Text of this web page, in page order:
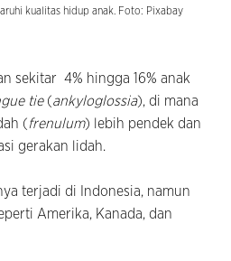
kualitas hidup anak. Foto: Pixabay
sekitar 4% hingga 16% anak
tie(ankyloglossia), di mana
(frenulum) lebih pendek dan
gerakan lidah.
terjadi di Indonesia, namun
Amerika, Kanada, dan